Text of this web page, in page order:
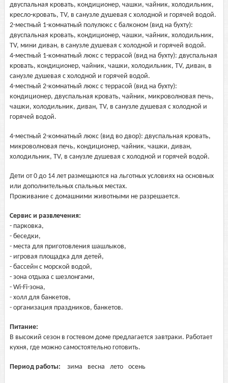
двуспальная кровать, кондиционер, чашки, чайник, холодильник,
кресло-кровать, TV, в санузле душевая с холодной и горячей водой.
2-местный 1-комнатный полулюкс с балконом (вид на бухту):
двуспальная кровать, кондиционер, чашки, чайник, холодильник,
TV, мини диван, в санузле душевая с холодной и горячей водой.
4-местный 1-комнатный люкс с террасой (вид на бухту): двуспальная
кровать, кондиционер, чайник, чашки, холодильник, TV, диван, в
санузле душевая с холодной и горячей водой.
4-местный 2-комнатный люкс с террасой (вид на бухту):
кондиционер, двуспальная кровать, чайник, микроволновая печь,
чашки, холодильник, диван, TV, в санузле душевая с холодной и
горячей водой.
4-местный 2-комнатный люкс (вид во двор): двуспальная кровать,
микроволновая печь, кондиционер, чайник, чашки, диван,
холодильник, TV, в санузле душевая с холодной и горячей водой.
Дети от 0 до 14 лет размещаются на льготных условиях на основных
или дополнительных спальных местах.
Проживание с домашними животными не разрешается.
Сервис и развлечения:
- парковка,
- беседки,
- места для приготовления шашлыков,
- игровая площадка для детей,
- бассейн с морской водой,
- зона отдыха с шезлонгами,
- Wi-Fi-зона,
- холл для банкетов,
- организация праздников, банкетов.
Питание:
В высокий сезон в гостевом доме предлагается завтраки. Работает
кухня, где можно самостоятельно готовить.
Период работы: зима весна лето осень